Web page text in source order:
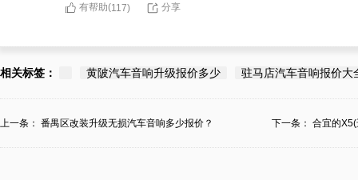
有帮助(117) 分享
相关标签： 黄陂汽车音响升级报价多少 驻马店汽车音响报价大
上一条： 番禺区改装升级无损汽车音响多少报价？ 下一条： 合宜的